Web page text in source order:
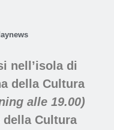
nell’isola di
della Cultura
alle 19.00)
della Cultura